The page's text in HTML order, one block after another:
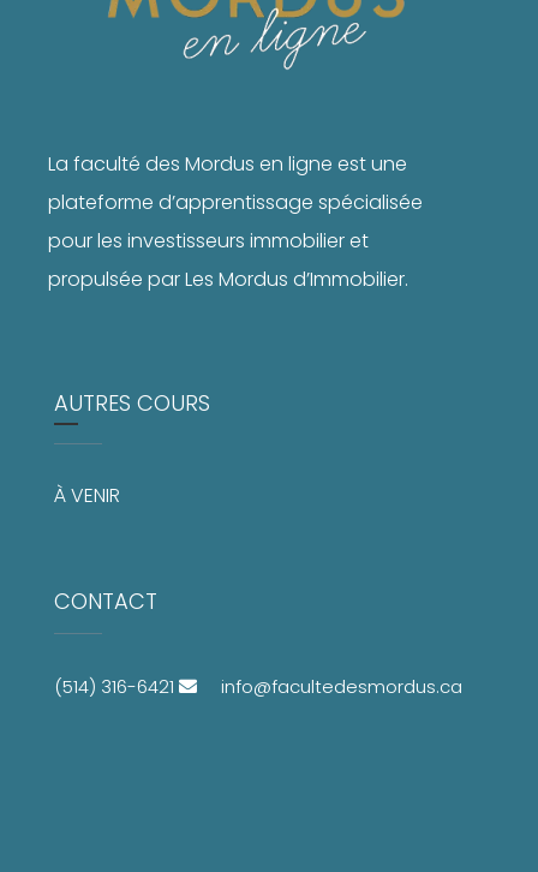
La faculté des Mordus en ligne est une
plateforme d’apprentissage spécialisée
pour les investisseurs immobilier et
propulsée par Les Mordus d’Immobilier.
AUTRES COURS
À VENIR
CONTACT
(514) 316-6421 info@facultedesmordus.ca